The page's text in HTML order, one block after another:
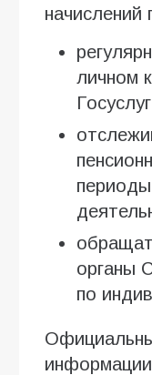
начислений
личном
органы
по